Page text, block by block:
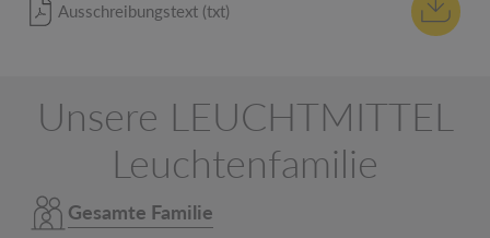
Ausschreibungstext (txt)
Unsere LEUCHTMITTEL
Leuchtenfamilie
Gesamte Familie